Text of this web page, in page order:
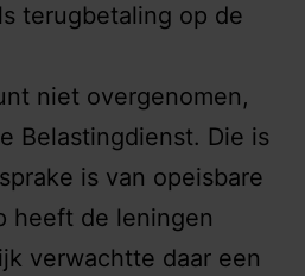
terugbetaling op de
niet overgenomen,
Belastingdienst. Die is
is van opeisbare
heeft de leningen
verwachtte daar een